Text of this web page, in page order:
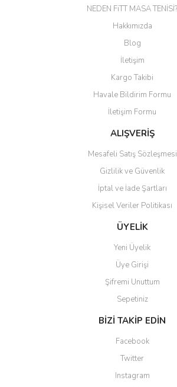
Ürün resmi kalitesiz, bozuk veya
Ürün açıklamasında eksik bilgiler bulunuyor.
Ürün bilgilerinde hatalar bulunuyor.
Ürün fiyatı diğer sitelerden daha pahalı.
Bu ürüne benzer farklı alternatifler olmalı.
Gönder
NEDEN FiTT MASA TENİSİ?
Hakkımızda
Blog
İletişim
Kargo Takibi
Havale Bildirim Formu
İletişim Formu
ALIŞVERİŞ
Mesafeli Satış Sözleşmesi
Gizlilik ve Güvenlik
İptal ve İade Şartları
Kişisel Veriler Politikası
ÜYELİK
Yeni Üyelik
Üye Girişi
Şifremi Unuttum
Sepetiniz
BİZİ TAKİP EDİN
Facebook
Twitter
Instagram